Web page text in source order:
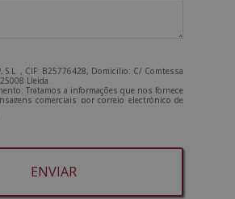
S.L. , CIF: B25776428, Domicilio: C/ Comtessa
Lleida.
Tratamos a informações que nos fornece
comerciais por correio electrónico de
com os produtos oferecidos e outros
ser do seu interesse. Legitimação do
admin@grupoesneca.com.
comercial (por telefone e/ou correio